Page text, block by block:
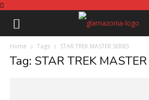
Home Tags STAR TREK MASTER SERIES
Tag: STAR TREK MASTER